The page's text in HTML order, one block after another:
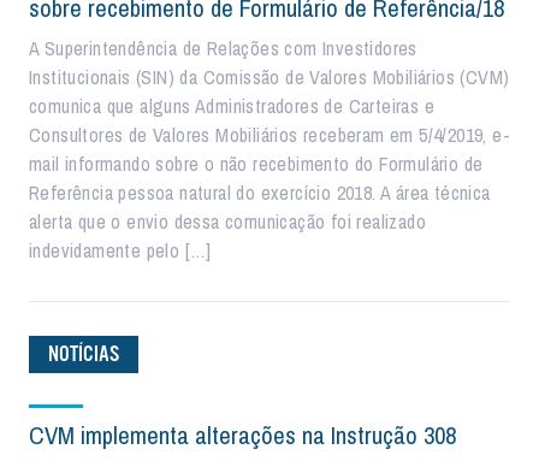
sobre recebimento de Formulário de Referência/18
A Superintendência de Relações com Investidores
Institucionais (SIN) da Comissão de Valores Mobiliários (CVM)
comunica que alguns Administradores de Carteiras e
Consultores de Valores Mobiliários receberam em 5/4/2019, e-
mail informando sobre o não recebimento do Formulário de
Referência pessoa natural do exercício 2018. A área técnica
alerta que o envio dessa comunicação foi realizado
indevidamente pelo […]
NOTÍCIAS
CVM implementa alterações na Instrução 308